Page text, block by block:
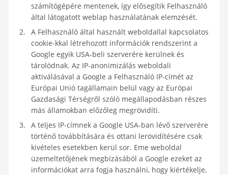
számítógépére mentenek, így elősegítik Felhasználó
által látogatott weblap használatának elemzését.
A Felhasználó által használt weboldallal kapcsolatos
cookie-kkal létrehozott információk rendszerint a
Google egyik USA-beli szerverére kerülnek és
tárolódnak. Az IP-anonimizálás weboldali
aktiválásával a Google a Felhasználó IP-címét az
Európai Unió tagállamain belül vagy az Európai
Gazdasági Térségről szóló megállapodásban részes
más államokban előzőleg megrövidíti.
A teljes IP-címnek a Google USA-ban lévő szerverére
történő továbbítására és ottani lerövidítésére csak
kivételes esetekben kerül sor. Eme weboldal
üzemeltetőjének megbízásából a Google ezeket az
információkat arra fogja használni, hogy kiértékelje,